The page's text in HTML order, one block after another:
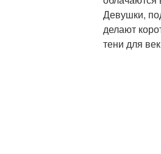
Девушки,
делают
тени для